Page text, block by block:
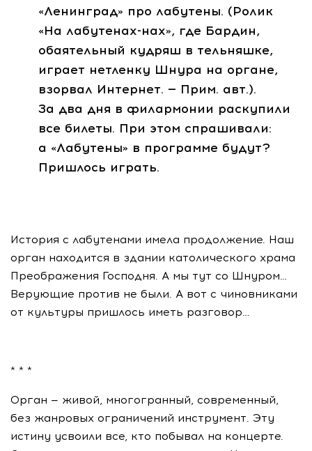
«Ленинград» про лабутены. (Ролик
«На лабутенах-нах», где Бардин,
обаятельный кудряш в тельняшке,
играет нетленку Шнура на органе,
взорвал Интернет. — Прим. авт.).
За два дня в филармонии раскупили
все билеты. При этом спрашивали:
а «Лабутены» в программе будут?
Пришлось играть.
История с лабутенами имела продолжение. Наш
орган находится в здании католического храма
Преображения Господня. А мы тут со Шнуром…
Верующие против не были. А вот с чиновниками
от культуры пришлось иметь разговор…
* * *
Орган — живой, многогранный, современный,
без жанровых ограничений инструмент. Эту
истину усвоили все, кто побывал на концерте.